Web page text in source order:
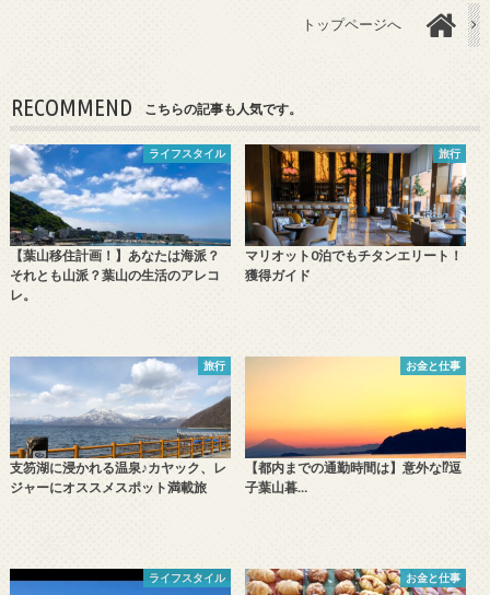
トップページへ
RECOMMEND こちらの記事も人気です。
ライフスタイル
【葉山移住計画！】あなたは海派？
それとも山派？葉山の生活のアレコ
レ。
旅行
マリオット0泊でもチタンエリート！
獲得ガイド
旅行
支笏湖に浸かれる温泉♪カヤック、レ
ジャーにオススメスポット満載旅
お金と仕事
【都内までの通勤時間は】意外な⁉️逗
子葉山暮…
ライフスタイル お金と仕事